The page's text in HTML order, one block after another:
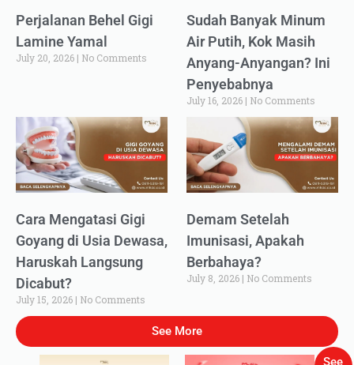
Perjalanan Behel Gigi
Lamine Yamal
July 20, 2026 No Comments
Sudah Banyak Minum
Air Putih, Kok Masih
Anyang-Anyangan? Ini
Penyebabnya
July 16, 2026 No Comments
Cara Mengatasi Gigi
Goyang di Usia Dewasa,
Haruskah Langsung
Dicabut?
July 15, 2026 No Comments
Demam Setelah
Imunisasi, Apakah
Berbahaya?
July 8, 2026 No Comments
See More
See